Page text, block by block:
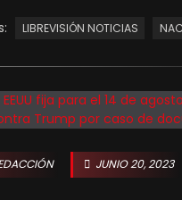
LIBREVISIÓN NOTICIAS
JUNIO 20, 2023